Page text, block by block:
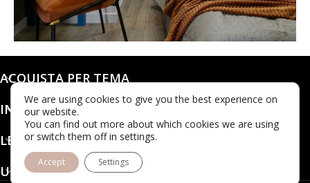
@dashaleo_
ACQUISTA PER TEMA
INFO
LEGALE
UBICAZIONE
We are using cookies to give you the best experience on
our website.
You can find out more about which cookies we are using
or switch them off in settings.
Accept Settings